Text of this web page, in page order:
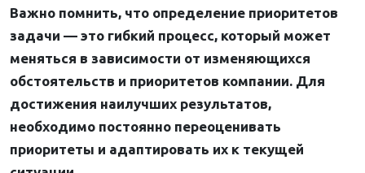
Важно помнить, что определение приоритетов
задачи — это гибкий процесс, который может
меняться в зависимости от изменяющихся
обстоятельств и приоритетов компании. Для
достижения наилучших результатов,
необходимо постоянно переоценивать
приоритеты и адаптировать их к текущей